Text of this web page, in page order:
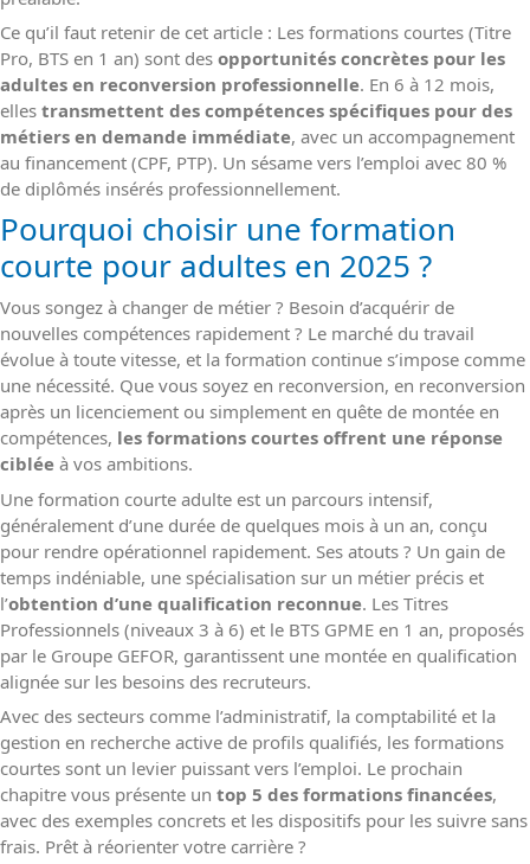
Ce qu’il faut retenir de cet article : Les formations courtes (Titre
Pro, BTS en 1 an) sont des opportunités concrètes pour les
adultes en reconversion professionnelle. En 6 à 12 mois,
elles transmettent des compétences spécifiques pour des
métiers en demande immédiate, avec un accompagnement
au financement (CPF, PTP). Un sésame vers l’emploi avec 80 %
de diplômés insérés professionnellement.
Pourquoi choisir une formation
courte pour adultes en 2025 ?
Vous songez à changer de métier ? Besoin d’acquérir de
nouvelles compétences rapidement ? Le marché du travail
évolue à toute vitesse, et la formation continue s’impose comme
une nécessité. Que vous soyez en reconversion, en reconversion
après un licenciement ou simplement en quête de montée en
compétences, les formations courtes offrent une réponse
ciblée à vos ambitions.
Une formation courte adulte est un parcours intensif,
généralement d’une durée de quelques mois à un an, conçu
pour rendre opérationnel rapidement. Ses atouts ? Un gain de
temps indéniable, une spécialisation sur un métier précis et
l’obtention d’une qualification reconnue. Les Titres
Professionnels (niveaux 3 à 6) et le BTS GPME en 1 an, proposés
par le Groupe GEFOR, garantissent une montée en qualification
alignée sur les besoins des recruteurs.
Avec des secteurs comme l’administratif, la comptabilité et la
gestion en recherche active de profils qualifiés, les formations
courtes sont un levier puissant vers l’emploi. Le prochain
chapitre vous présente un top 5 des formations financées,
avec des exemples concrets et les dispositifs pour les suivre sans
frais. Prêt à réorienter votre carrière ?